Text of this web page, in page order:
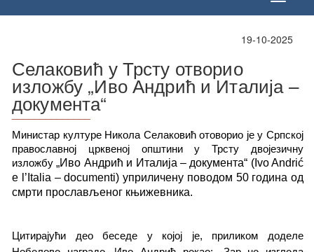
19-10-2025
Селаковић у Трсту отворио
изложбу „Иво Андрић и Италија –
документа“
______________
Министар културе Никола Селаковић отоворио је у Српској
православној црквеној општини у Трсту двојезичну
изложбу„Иво Андрић и Италија – документа“ (Ivo Andrić
e l’Italia – documenti) уприличену поводом 50 година од
смрти прослављеног књижевника.
Цитирајући део беседе у којој је, приликом доделе